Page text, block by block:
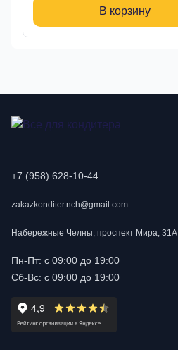
В корзину
+7 (958) 628-10-44
zakazkonditer.nch@gmail.com
Набережные Челны, проспект Мира, 31А
Пн-Пт: с 09:00 до 19:00
Сб-Вс: с 09:00 до 19:00